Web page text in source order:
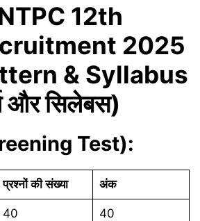
12th
2025
& Syllabus
और सिलेबस)
Test):
प्रश्नों की संख्या अंक
40 40